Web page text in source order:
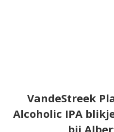
VandeStreek
Alcoholic IPA
bij